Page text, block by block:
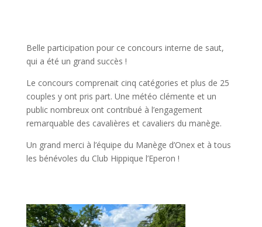
Belle participation pour ce concours interne de saut,
qui a été un grand succès !
Le concours comprenait cinq catégories et plus de 25
couples y ont pris part. Une météo clémente et un
public nombreux ont contribué à l’engagement
remarquable des cavalières et cavaliers du manège.
Un grand merci à l’équipe du Manège d’Onex et à tous
les bénévoles du Club Hippique l’Eperon !